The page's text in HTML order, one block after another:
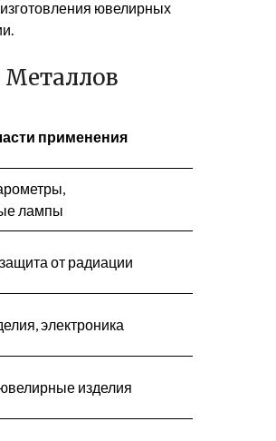
ювелирных
применения
лампы
от радиации
электроника
изделия